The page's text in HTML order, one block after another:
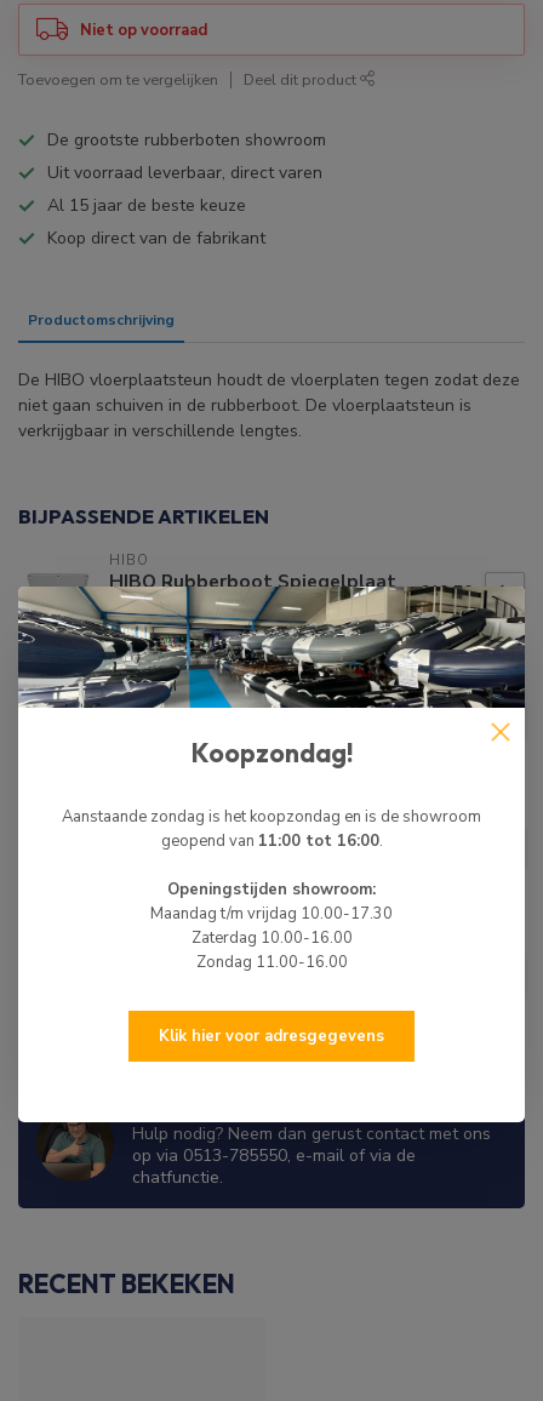
Niet op voorraad
Toevoegen om te vergelijken Deel dit product
De grootste rubberboten showroom
Uit voorraad leverbaar, direct varen
Al 15 jaar de beste keuze
Koop direct van de fabrikant
Productomschrijving
De HIBO vloerplaatsteun houdt de vloerplaten tegen zodat deze
niet gaan schuiven in de rubberboot. De vloerplaatsteun is
verkrijgbaar in verschillende lengtes.
BIJPASSENDE ARTIKELEN
HIBO
HIBO Rubberboot Spiegelplaat
Buitenzijde
Op voorraad
€19,50
HIBO
HIBO Davitoog voor Spiegeldikte
Op voorraad
HIBO
HIBO Davitoog voor Spiegeldikte
24mm
Op voorraad
HIBO Spiegelplaat Groot Grijs
Hulp nodig? Neem dan gerust contact met ons
op via 0513-785550, e-mail of via de
chatfunctie.
RECENT BEKEKEN
Koopzondag!
Aanstaande zondag is het koopzondag en is de showroom
geopend van 11:00 tot 16:00.
Openingstijden showroom:
Maandag t/m vrijdag 10.00-17.30
Zaterdag 10.00-16.00
Zondag 11.00-16.00
Klik hier voor adresgegevens